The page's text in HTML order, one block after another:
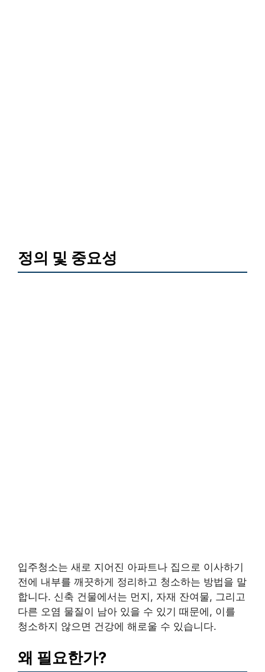
정의 및 중요성
입주청소는 새로 지어진 아파트나 집으로 이사하기
전에 내부를 깨끗하게 정리하고 청소하는 방법을 말
합니다. 신축 건물에서는 먼지, 자재 잔여물, 그리고
다른 오염 물질이 남아 있을 수 있기 때문에, 이를
청소하지 않으면 건강에 해로울 수 있습니다.
왜 필요한가?